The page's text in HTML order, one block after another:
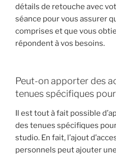
détails de retouche avec
séance pour vous assurer
comprises et que vous
répondent à vos besoins.
Peut-on apporter des
tenues spécifiques
Il est tout à fait possible
des tenues spécifiques
studio. En fait, l’ajout
personnels peut ajouter